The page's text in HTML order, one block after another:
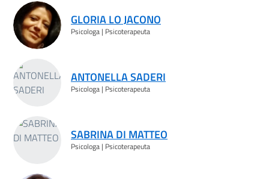
GLORIA LO JACONO
Psicologa | Psicoterapeuta
ANTONELLA SADERI
Psicologa | Psicoterapeuta
SABRINA DI MATTEO
Psicologa | Psicoterapeuta